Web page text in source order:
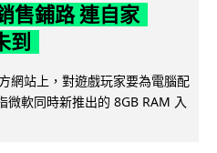
售鋪路 連自家
到
網站上，對遊戲玩家要為電腦配
微軟同時新推出的 8GB RAM 入